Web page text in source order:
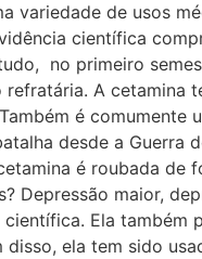
variedade de usos
científica
no primeiro
​A cetamina
é comumente
desde a Guerra
é roubada de
​Depressão maior,
Ela também
ela tem sido